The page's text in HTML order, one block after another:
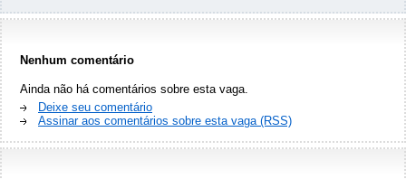
Nenhum comentário
Ainda não há comentários sobre esta vaga.
Deixe seu comentário
Assinar aos comentários sobre esta vaga (RSS)